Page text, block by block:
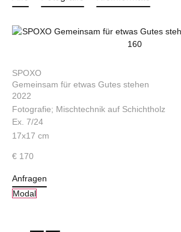
SPOXO
Gemeinsam für etwas Gutes stehen
2022
Fotografie; Mischtechnik auf Schichtholz
Ex. 7/24
17x17 cm
€ 170
Anfragen
Modal